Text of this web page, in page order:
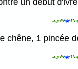
un début
chêne, 1 pincée